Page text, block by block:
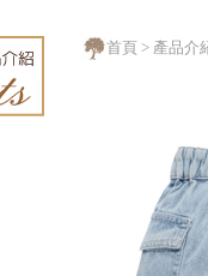
首頁 > 產品介